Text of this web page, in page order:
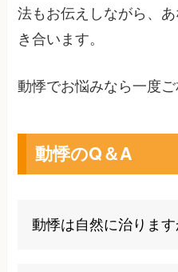
法もお伝えしながら、
き合います。
動悸でお悩みなら一度ご
動悸のQ＆A
動悸は自然に治ります